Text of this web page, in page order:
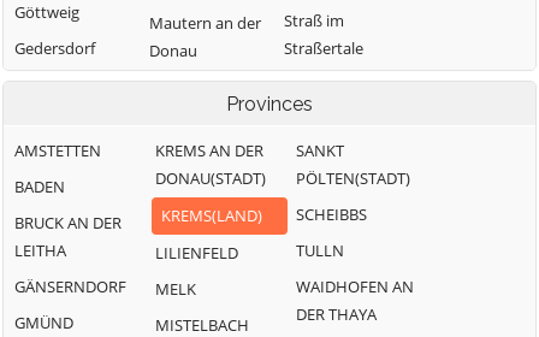
Göttweig
Gedersdorf
Gföhl
Hadersdorf-
Kammern
Mautern an der
Donau
Mühldorf
Rastenfeld
Straß im
Straßertale
Stratzing
Walde
Weißenkirchen in
der Wachau
Provinces
AMSTETTEN
BADEN
BRUCK AN DER
LEITHA
GÄNSERNDORF
GMÜND
KREMS AN DER
DONAU(STADT)
KREMS(LAND)
LILIENFELD
MELK
MISTELBACH
SANKT
PÖLTEN(STADT)
SCHEIBBS
TULLN
WAIDHOFEN AN
DER THAYA